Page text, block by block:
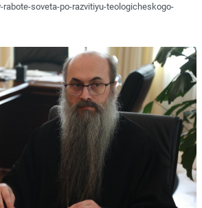
soveta-po-razvitiyu-teologicheskogo-